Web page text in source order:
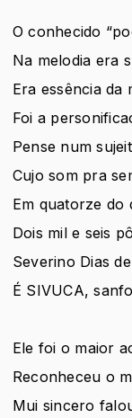
O conhecido
Na melodia era
Era essência da
Foi a
Pense num
Cujo som pra
Em quatorze do
Dois mil e seis
Severino Dias
É SIVUCA,
Ele foi o maior
Reconheceu o
Mui sincero